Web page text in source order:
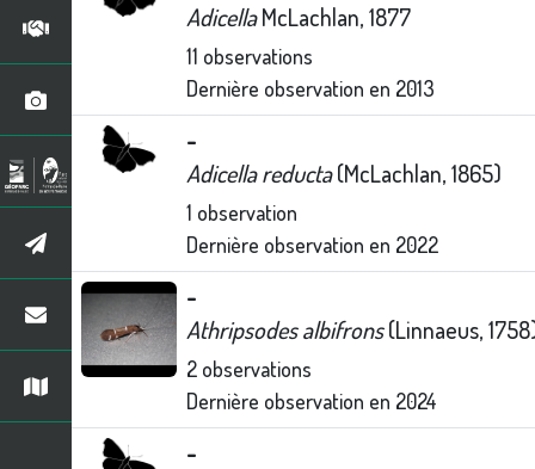
AdicellaMcLachlan, 1877
11 observations
Dernière observation en 2013
-
Adicella reducta(McLachlan, 1865)
1 observation
Dernière observation en 2022
-
Athripsodes albifrons(Linnaeus,
2 observations
Dernière observation en 2024
-